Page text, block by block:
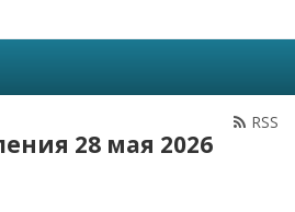
RSS
28 мая 2026